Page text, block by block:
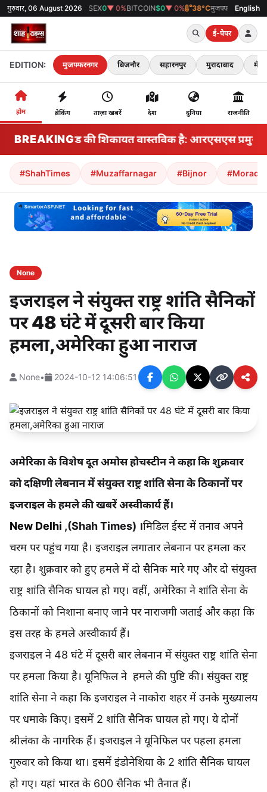
गुरुवार, 06 August 2026
₹0▼ 0%SENSEX0▼ 0% BITCOIN$0▼ 0% 38°Cमुजफ्फरनगर English
ई-पेपर
EDITION: मुजफ्फरनगर बिजनौर सहारनपुर मुरादाबाद मेरठ
होम ब्रेकिंग ताज़ा खबरें देश दुनिया राजनीति
BREAKING
जनरल जेड की शिकायत वास्तविक है: आरएसएस प्रमुख
#ShahTimes #Muzaffarnagar #Bijnor
None
इजराइल ने संयुक्त राष्ट्र शांति सैनिकों
पर 48 घंटे में दूसरी बार किया
हमला,अमेरिका हुआ नाराज
None• 2024-10-12 14:06:51
अमेरिका के विशेष दूत अमोस होचस्टीन ने कहा कि शुक्रवार
को दक्षिणी लेबनान में संयुक्त राष्ट्र शांति सेना के ठिकानों पर
इजराइल के हमले की खबरें अस्वीकार्य हैं।
New Delhi ,(Shah Times) ।मिडिल ईस्ट में तनाव अपने
चरम पर पहुंच गया है। इजराइल लगातार लेबनान पर हमला कर
रहा है। शुक्रवार को हुए हमले में दो सैनिक मारे गए और दो संयुक्त
राष्ट्र शांति सैनिक घायल हो गए। वहीं, अमेरिका ने शांति सेना के
ठिकानों को निशाना बनाए जाने पर नाराजगी जताई और कहा कि
इस तरह के हमले अस्वीकार्य हैं।
इजराइल ने 48 घंटे में दूसरी बार लेबनान में संयुक्त राष्ट्र शांति सेना
पर हमला किया है। यूनिफिल ने हमले की पुष्टि की। संयुक्त राष्ट्र
शांति सेना ने कहा कि इजराइल ने नाकोरा शहर में उनके मुख्यालय
पर धमाके किए। इसमें 2 शांति सैनिक घायल हो गए। ये दोनों
श्रीलंका के नागरिक हैं। इजराइल ने यूनिफिल पर पहला हमला
गुरुवार को किया था। इसमें इंडोनेशिया के 2 शांति सैनिक घायल
हो गए। यहां भारत के 600 सैनिक भी तैनात हैं।